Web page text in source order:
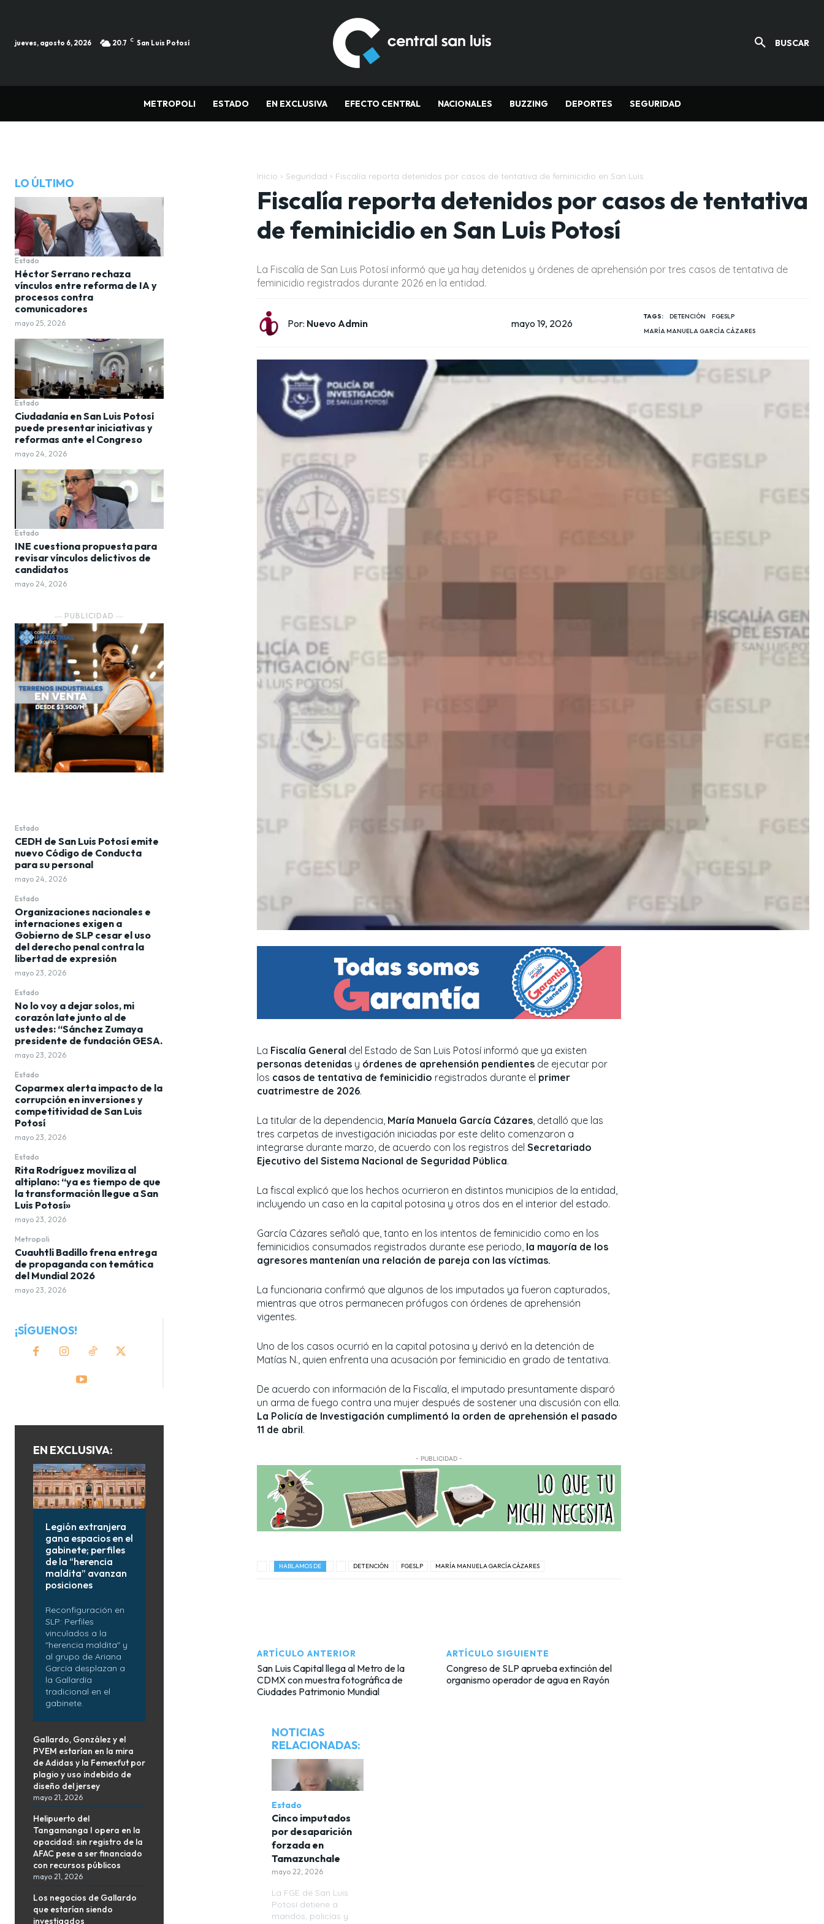
jueves, agosto 6, 2026 20.7 C San Luis Potosí BUSCAR
METROPOLI ESTADO EN EXCLUSIVA EFECTO CENTRAL NACIONALES BUZZING DEPORTES SEGURIDAD
LO ÚLTIMO
Estado
Héctor Serrano rechaza
vínculos entre reforma de IA y
procesos contra
comunicadores
mayo 25, 2026
Estado
Ciudadanía en San Luis Potosí
puede presentar iniciativas y
reformas ante el Congreso
mayo 24, 2026
Estado
INE cuestiona propuesta para
revisar vínculos delictivos de
candidatos
mayo 24, 2026
― PUBLICIDAD ―
Estado
CEDH de San Luis Potosí emite
nuevo Código de Conducta
para su personal
mayo 24, 2026
Estado
Organizaciones nacionales e
internaciones exigen a
Gobierno de SLP cesar el uso
del derecho penal contra la
libertad de expresión
mayo 23, 2026
Estado
No lo voy a dejar solos, mi
corazón late junto al de
ustedes: “Sánchez Zumaya
presidente de fundación GESA.
mayo 23, 2026
Estado
Coparmex alerta impacto de la
corrupción en inversiones y
competitividad de San Luis
Potosí
mayo 23, 2026
Estado
Rita Rodríguez moviliza al
altiplano: “ya es tiempo de que
la transformación llegue a San
Luis Potosí»
mayo 23, 2026
Metropoli
Cuauhtli Badillo frena entrega
de propaganda con temática
del Mundial 2026
mayo 23, 2026
¡SÍGUENOS!
EN EXCLUSIVA:
Legión extranjera
gana espacios en el
gabinete; perfiles
de la “herencia
maldita” avanzan
posiciones
Reconfiguración en
SLP: Perfiles
vinculados a la
"herencia maldita" y
al grupo de Ariana
García desplazan a
la Gallardía
tradicional en el
gabinete.
Gallardo, González y el
PVEM estarían en la mira
de Adidas y la Femexfut por
plagio y uso indebido de
diseño del jersey
mayo 21, 2026
Helipuerto del
Tangamanga I opera en la
opacidad: sin registro de la
AFAC pese a ser financiado
con recursos públicos
mayo 21, 2026
Los negocios de Gallardo
que estarían siendo
investigados
Inicio Seguridad Fiscalía reporta detenidos por casos de tentativa de feminicidio en San Luis...
Fiscalía reporta detenidos por casos de tentativa
de feminicidio en San Luis Potosí
La Fiscalía de San Luis Potosí informó que ya hay detenidos y órdenes de aprehensión por tres casos de tentativa de
feminicidio registrados durante 2026 en la entidad.
Por: Nuevo Admin mayo 19, 2026
TAGS: DETENCIÓN
FGESLP
MARÍA MANUELA GARCÍA CÁZARES
La Fiscalía General del Estado de San Luis Potosí informó que ya existen
personas detenidasy órdenes de aprehensión pendientesde ejecutar por
los casos de tentativa de feminicidio registrados durante el primer
cuatrimestre de 2026.
La titular de la dependencia, María Manuela García Cázares, detalló que las
tres carpetas de investigación iniciadas por este delito comenzaron a
integrarse durante marzo, de acuerdo con los registros del Secretariado
Ejecutivo del Sistema Nacional de Seguridad Pública.
La fiscal explicó que los hechos ocurrieron en distintos municipios de la entidad,
incluyendo un caso en la capital potosina y otros dos en el interior del estado.
García Cázares señaló que, tanto en los intentos de feminicidio como en los
feminicidios consumados registrados durante ese periodo, la mayoría de los
agresores mantenían una relación de pareja con las víctimas.
La funcionaria confirmó que algunos de los imputados ya fueron capturados,
mientras que otros permanecen prófugos con órdenes de aprehensión
vigentes.
Uno de los casos ocurrió en la capital potosina y derivó en la detención de
Matías N., quien enfrenta una acusación por feminicidio en grado de tentativa.
De acuerdo con información de la Fiscalía, el imputado presuntamente disparó
un arma de fuego contra una mujer después de sostener una discusión con ella.
La Policía de Investigación cumplimentó la orden de aprehensión el pasado
11 de abril.
- PUBLICIDAD -
HABLAMOS DE DETENCIÓN FGESLP MARÍA MANUELA GARCÍA CÁZARES
ARTÍCULO ANTERIOR
San Luis Capital llega al Metro de la
CDMX con muestra fotográfica de
Ciudades Patrimonio Mundial
ARTÍCULO SIGUIENTE
Congreso de SLP aprueba extinción del
organismo operador de agua en Rayón
NOTICIAS
RELACIONADAS:
Estado
Cinco imputados
por desaparición
forzada en
Tamazunchale
mayo 22, 2026
La FGE de San Luis
Potosí detiene a
mandos, policías y